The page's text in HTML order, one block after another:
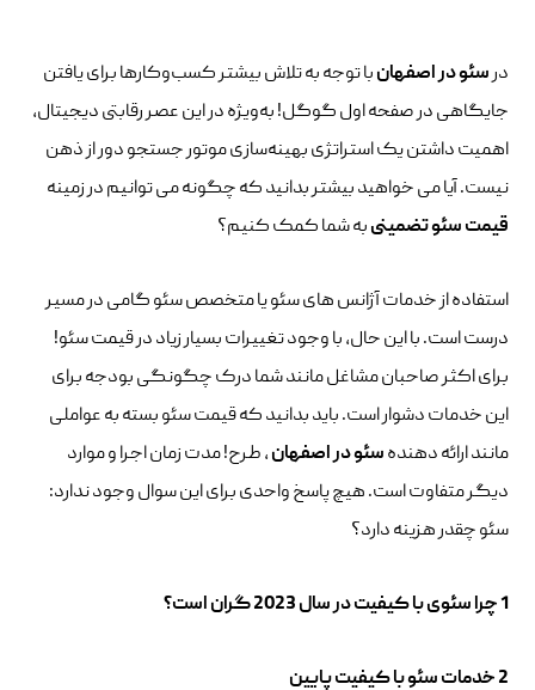
درسئو در اصفهانبا توجه به تلاش بیشتر کسب‌وکارها برای یافتن
جایگاهی در صفحه اول گوگل! به‌ویژه در این عصر رقابتی دیجیتال،
اهمیت داشتن یک استراتژی بهینه‌سازی موتور جستجو دور از ذهن
نیست. آیا می خواهید بیشتر بدانید که چگونه می توانیم در زمینه
قیمت سئو تضمینیبه شما کمک کنیم؟
استفاده از خدمات آژانس های سئو یا متخصص سئو گامی در مسیر
درست است. با این حال، با وجود تغییرات بسیار زیاد در قیمت سئو!
برای اکثر صاحبان مشاغل مانند شما درک چگونگی بودجه برای
این خدمات دشوار است. باید بدانید که قیمت سئو بسته به عواملی
مانند ارائه دهندهسئو در اصفهان، طرح! مدت زمان اجرا و موارد
دیگر متفاوت است. هیچ پاسخ واحدی برای این سوال وجود ندارد:
سئو چقدر هزینه دارد؟
1 چرا سئوی با کیفیت در سال 2023 گران است؟
2 خدمات سئو با کیفیت پایین